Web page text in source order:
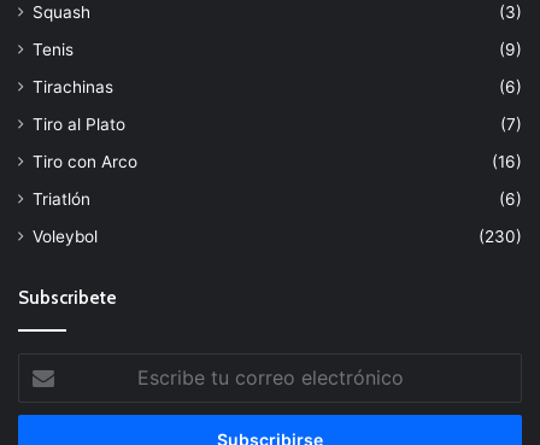
Squash
(3)
Tenis
(9)
Tirachinas
(6)
Tiro al Plato
(7)
Tiro con Arco
(16)
Triatlón
(6)
Voleybol
(230)
Subscribete
tu
correo